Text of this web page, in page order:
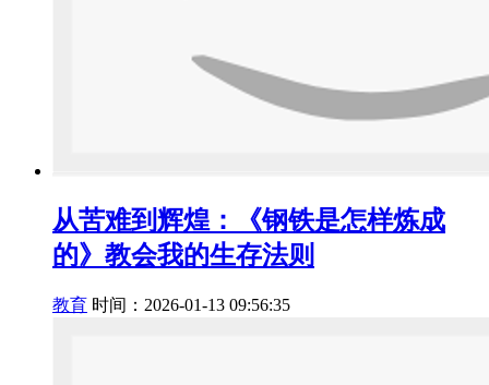
从苦难到辉煌：《钢铁是怎样炼成
的》教会我的生存法则
教育 时间：2026-01-13 09:56:35